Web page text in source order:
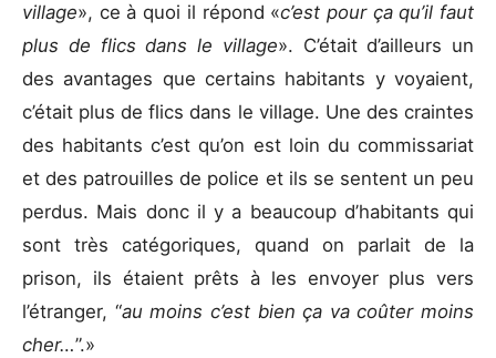
village», ce à quoi il répond «c’est pour ça qu’il faut
plus de flics dans le village». C’était d’ailleurs un
des avantages que certains habitants y voyaient,
c’était plus de flics dans le village. Une des craintes
des habitants c’est qu’on est loin du commissariat
et des patrouilles de police et ils se sentent un peu
perdus. Mais donc il y a beaucoup d’habitants qui
sont très catégoriques, quand on parlait de la
prison, ils étaient prêts à les envoyer plus vers
l’étranger, “au moins c’est bien ça va coûter moins
cher…”.»